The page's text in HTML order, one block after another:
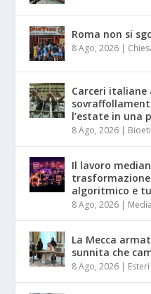
Roma non si
8 Ago, 2026
Carceri italiane
l’estate in una
8 Ago, 2026
Il lavoro
algoritmico e
8 Ago, 2026
La Mecca
sunnita che
8 Ago, 2026